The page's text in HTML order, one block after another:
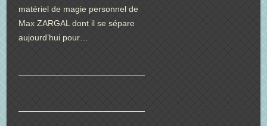
matériel de magie personnel de
Max ZARGAL dont il se sépare
aujourd’hui pour…